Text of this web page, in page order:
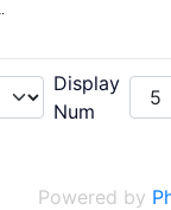
Display
Num
Powered by